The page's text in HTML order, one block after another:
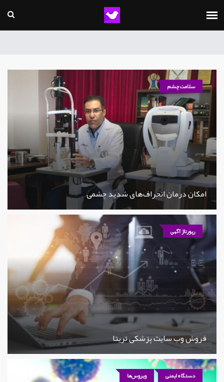
سلامت چشم
امکان درمان انحراف‌های شدید چشمی
رپورتاژ آگهی
فروش وب سایت پزشکی تریتا
دستگاه ایمنی ویروس‌ها